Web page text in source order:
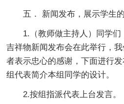
五． 新闻发布，展示学生
1.（教师做主持人）同学
吉祥物新闻发布会在此举行，
者表示忠心的感谢，下面进行
组代表简介本组同学的设计。
2.按组指派代表上台发言。